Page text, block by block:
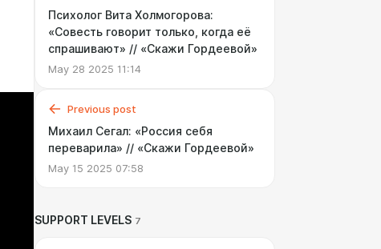
Психолог Вита Холмогорова:
«Cовесть говорит только, когда её
спрашивают» // «Cкажи Гордеевой»
May 28 2025 11:14
Previous post
Михаил Сегал: «Россия себя
переварила» // «Скажи Гордеевой»
May 15 2025 07:58
SUPPORT LEVELS 7